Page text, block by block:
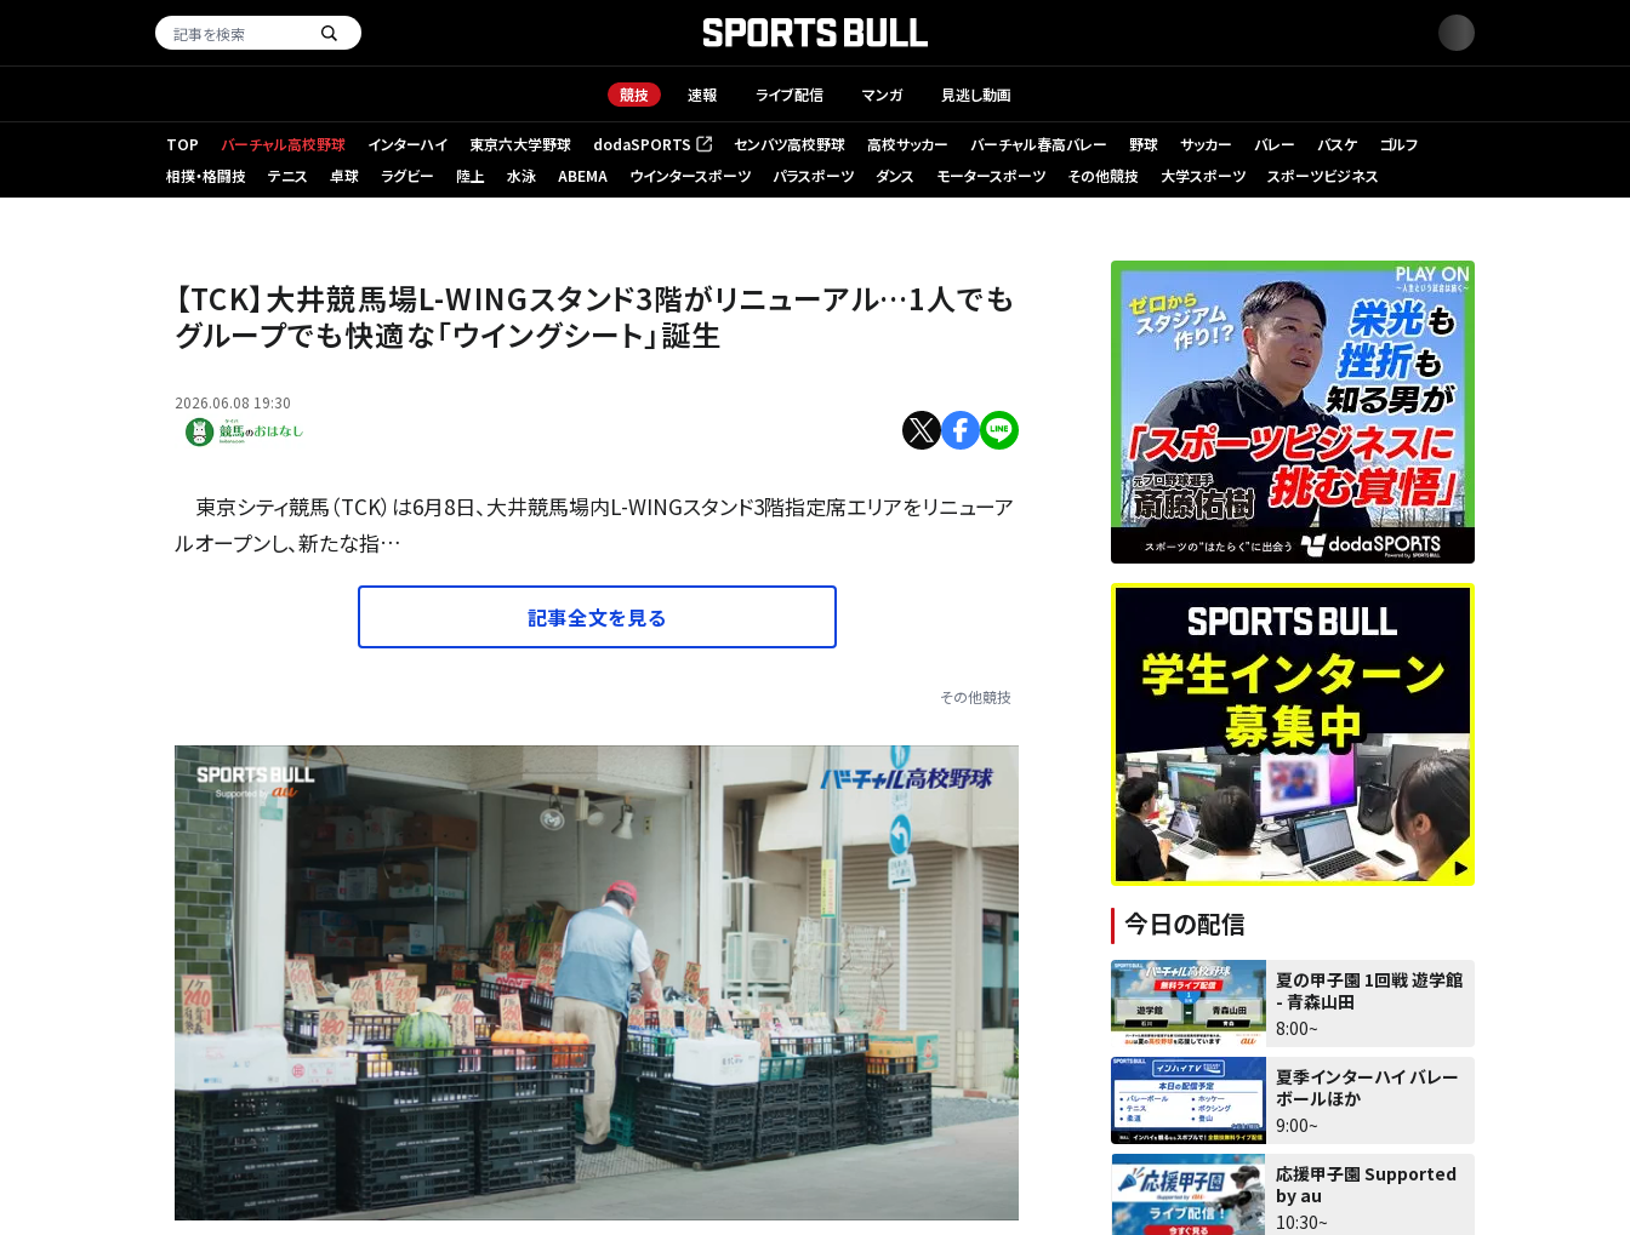
競技 速報 ライブ配信 マンガ 見逃し動画
TOP バーチャル高校野球 インターハイ 東京六大学野球 dodaSPORTS
（新しいタブで開く） センバツ高校野球 高校サッカー バーチャル春高バレー 野球 サッカー バレー バスケ
ゴルフ
相撲・格闘技
テニス 卓球 ラグビー 陸上 水泳 ABEMA ウインタースポーツ パラスポーツ ダンス モータースポーツ その他競技 大学スポーツ スポーツビジネス
【TCK】大井競馬場L-WINGスタンド3階がリニューアル…1人でも
グループでも快適な「ウイングシート」誕生
2026.06.08 19:30
東京シティ競馬（TCK）は6月8日、大井競馬場内L-WINGスタンド3階指定席エリアをリニューア
ルオープンし、新たな指…
記事全文を見る
その他競技
今日の配信
夏の甲子園 1回戦 遊学館
- 青森山田
8:00~
夏季インターハイ バレー
ボールほか
9:00~
応援甲子園 Supported
by au
10:30~